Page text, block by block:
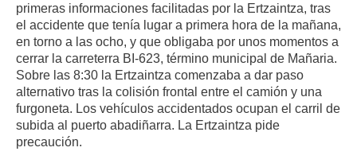
primeras informaciones facilitadas por la Ertzaintza, tras
el accidente que tenía lugar a primera hora de la mañana,
en torno a las ocho, y que obligaba por unos momentos a
cerrar la carreterra BI-623, término municipal de Mañaria.
Sobre las 8:30 la Ertzaintza comenzaba a dar paso
alternativo tras la colisión frontal entre el camión y una
furgoneta. Los vehículos accidentados ocupan el carril de
subida al puerto abadiñarra. La Ertzaintza pide
precaución.